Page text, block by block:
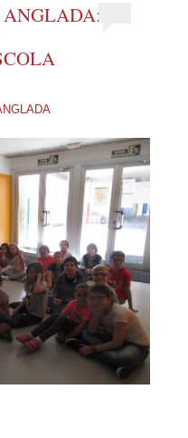
ANGLADA: